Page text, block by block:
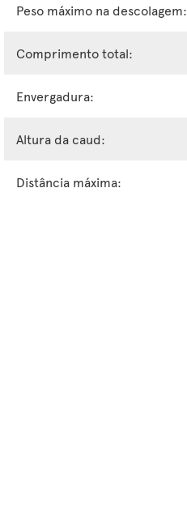
Peso máximo na descolagem:
Comprimento total:
Envergadura:
Altura da caud:
Distância máxima: